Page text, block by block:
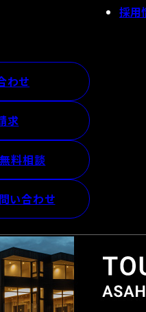
採用
わせ
求
料相談
い合わせ